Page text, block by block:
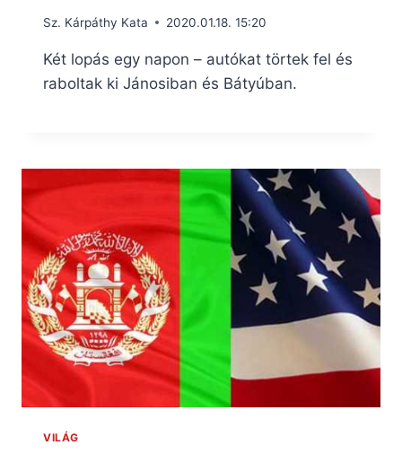
Sz. Kárpáthy Kata 2020.01.18. 15:20
Két lopás egy napon – autókat törtek fel és
raboltak ki Jánosiban és Bátyúban.
VILÁG